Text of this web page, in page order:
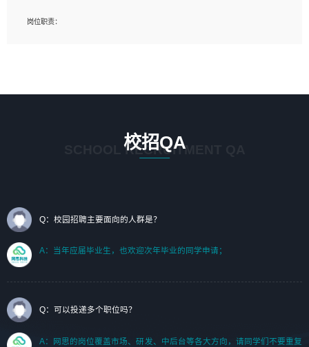
1、艺术设计类相关专业；（其中需求分析顾问不限专业）
岗位职责：
2. 熟悉 前端常用框架, 能独立完成设计给予的 UI 效果;
3. 有良好的代码习惯, 低级错误出现频率低;
7. 了解或熟悉 WebGL 及相关框架优先。
（岗位人员专职于行业应用解决方案、项目申报方案、投标方案的策划编写）
校招QA
SCHOOL RECRUITMENT QA
Q：校园招聘主要面向的人群是？
A：当年应届毕业生，也欢迎次年毕业的同学申请；
Q：可以投递多个职位吗？
A：网思的岗位覆盖市场、研发、中后台等各大方向，请同学们不要重复